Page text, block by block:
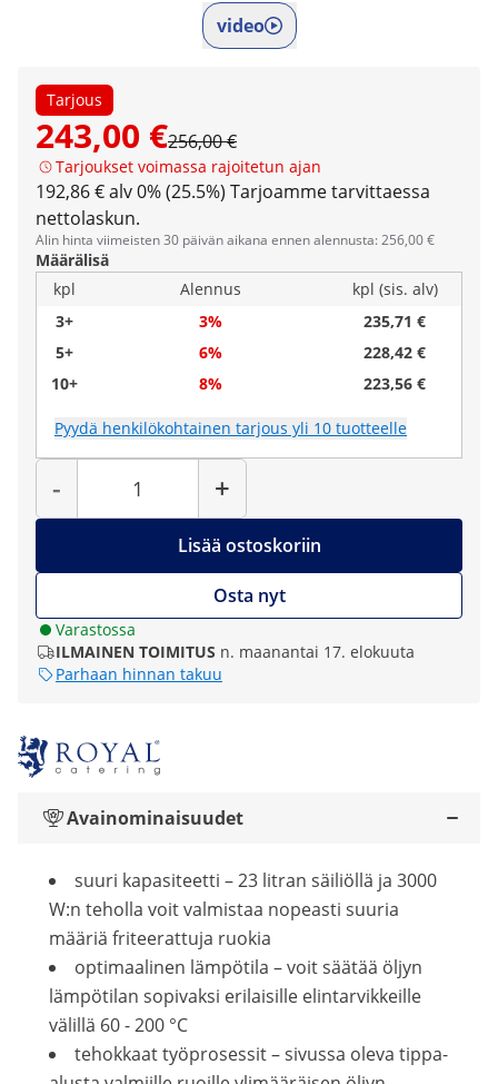
video
Tarjous
243,00 €256,00 €
Tarjoukset voimassa rajoitetun ajan
192,86 € alv 0% (25.5%) Tarjoamme tarvittaessa
nettolaskun.
Alin hinta viimeisten 30 päivän aikana ennen alennusta: 256,00 €
Määrälisä
kpl
Alennus
kpl (sis. alv)
3+
3%
235,71 €
5+
6%
228,42 €
10+
8% 223,56 €
Pyydä henkilökohtainen tarjous yli 10 tuotteelle
-
Määrä
+
Lisää ostoskoriin
Osta nyt
Varastossa
ILMAINEN TOIMITUS n. maanantai 17. elokuuta
Parhaan hinnan takuu
Avainominaisuudet
suuri kapasiteetti – 23 litran säiliöllä ja 3000
W:n teholla voit valmistaa nopeasti suuria
määriä friteerattuja ruokia
optimaalinen lämpötila – voit säätää öljyn
lämpötilan sopivaksi erilaisille elintarvikkeille
välillä 60 - 200 °C
tehokkaat työprosessit – sivussa oleva tippa-